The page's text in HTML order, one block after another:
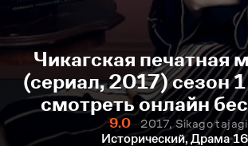
Чикагская печатная
(сериал, 2017) сезон
смотреть онлайн
9.0
2017, Sikago tajagi
Исторический, Драма